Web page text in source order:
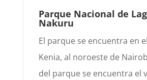
Parque Nacional de
Nakuru
El parque se encuentra en
Kenia, al noroeste de Nai
del parque se encuentra el